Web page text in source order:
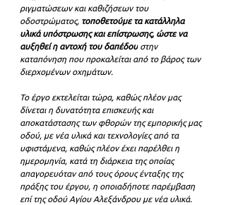
ριγματώσεων και καθιζήσεων του
οδοστρώματος, τοποθετούμε τα κατάλληλα
υλικά υπόστρωσης και επίστρωσης, ώστε να
αυξηθεί η αντοχή του δαπέδου στην
καταπόνηση που προκαλείται από το βάρος των
διερχομένων οχημάτων.
Το έργο εκτελείται τώρα, καθώς πλέον μας
δίνεται η δυνατότητα επισκευής και
αποκατάστασης των φθορών της εμπορικής μας
οδού, με νέα υλικά και τεχνολογίες από τα
υφιστάμενα, καθώς πλέον έχει παρέλθει η
ημερομηνία, κατά τη διάρκεια της οποίας
απαγορευόταν από τους όρους ένταξης της
πράξης του έργου, η οποιαδήποτε παρέμβαση
επί της οδού Αγίου Αλεξάνδρου με νέα υλικά.